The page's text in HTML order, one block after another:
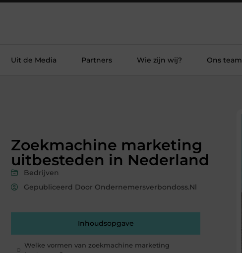
Uit de Media Partners Wie zijn wij? Ons team
Zoekmachine marketing
uitbesteden in Nederland
Bedrijven
Gepubliceerd Door Ondernemersverbondoss.nl
Inhoudsopgave
Welke vormen van zoekmachine marketing